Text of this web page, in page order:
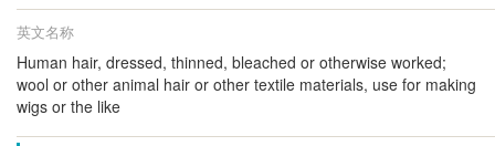
英文名称
Human hair, dressed, thinned, bleached or otherwise worked;
wool or other animal hair or other textile materials, use for making
wigs or the like